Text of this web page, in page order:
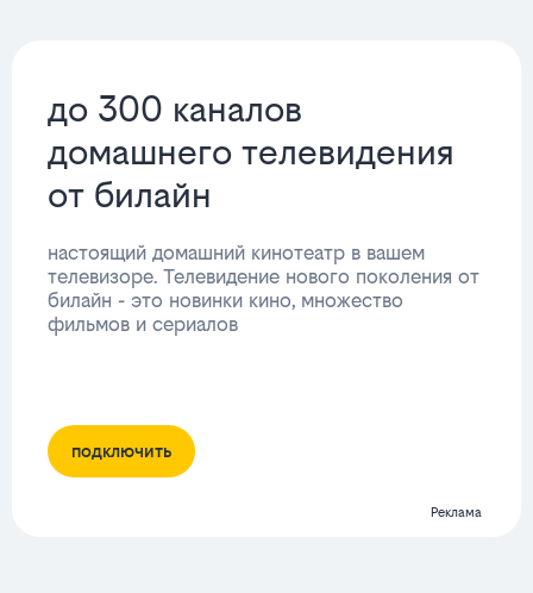
до 300 каналов
домашнего телевидения
от билайн
настоящий домашний кинотеатр в вашем
телевизоре. Телевидение нового поколения от
билайн - это новинки кино, множество
фильмов и сериалов
подключить
Реклама